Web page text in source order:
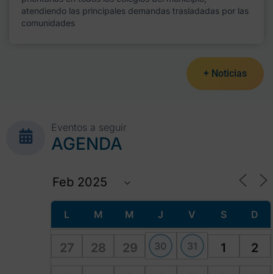
atendiendo las principales demandas trasladadas por las
comunidades
+ Noticias
Eventos a seguir
AGENDA
L M M J V S D
27 28 29 30 31 1 2